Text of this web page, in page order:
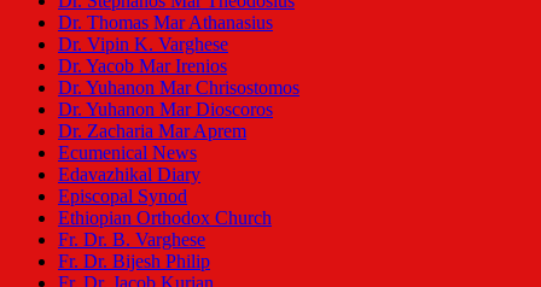
Dr. Thomas Mar Athanasius
Dr. Vipin K. Varghese
Dr. Yacob Mar Irenios
Dr. Yuhanon Mar Chrisostomos
Dr. Yuhanon Mar Dioscoros
Dr. Zacharia Mar Aprem
Ecumenical News
Edavazhikal Diary
Episcopal Synod
Ethiopian Orthodox Church
Fr. Dr. B. Varghese
Fr. Dr. Bijesh Philip
Fr. Dr. Jacob Kurian